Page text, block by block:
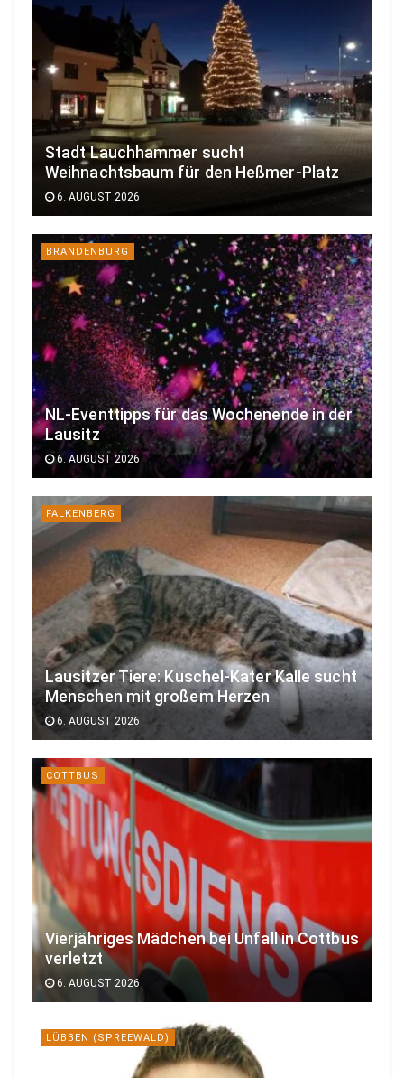
Stadt Lauchhammer sucht
Weihnachtsbaum für den Heßmer-Platz
6. AUGUST 2026
BRANDENBURG
NL-Eventtipps für das Wochenende in der
Lausitz
6. AUGUST 2026
FALKENBERG
Lausitzer Tiere: Kuschel-Kater Kalle sucht
Menschen mit großem Herzen
6. AUGUST 2026
COTTBUS
Vierjähriges Mädchen bei Unfall in Cottbus
verletzt
6. AUGUST 2026
LÜBBEN (SPREEWALD)